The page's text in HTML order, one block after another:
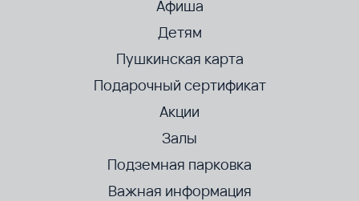
Афиша
Детям
Пушкинская карта
Подарочный сертификат
Акции
Залы
Подземная парковка
Важная информация